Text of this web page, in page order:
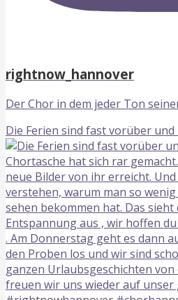
rightnow_hannover
Der Chor in dem jeder Ton
Die Ferien sind fast vorüber